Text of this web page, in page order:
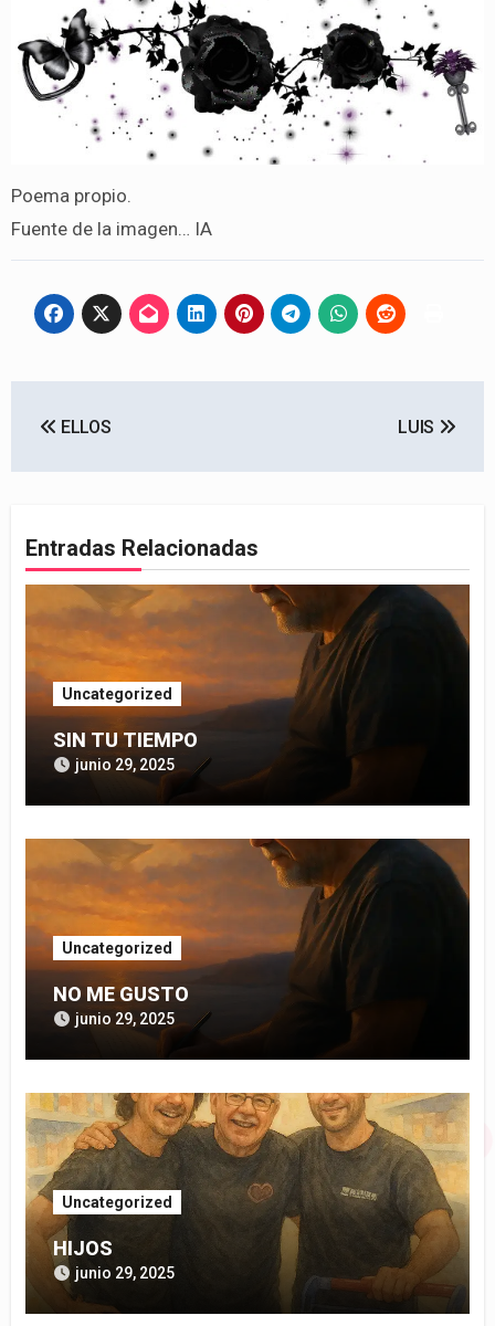
Poema propio.
Fuente de la imagen… IA
de
ELLOS LUIS
Entradas Relacionadas
Uncategorized
SIN TU TIEMPO
junio 29, 2025
Uncategorized
NO ME GUSTO
junio 29, 2025
Uncategorized
HIJOS
junio 29, 2025